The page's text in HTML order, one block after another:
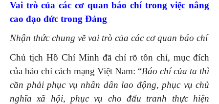
Vai trò của các cơ quan báo chí trong việc nâng
cao đạo đức trong Đảng
Nhận thức chung về vai trò của các cơ quan báo chí
Chủ tịch Hồ Chí Minh đã chỉ rõ tôn chỉ, mục đích
của báo chí cách mạng Việt Nam: “Báo chí của ta thì
cần phải phục vụ nhân dân lao động, phục vụ chủ
nghĩa xã hội, phục vụ cho đấu tranh thực hiện